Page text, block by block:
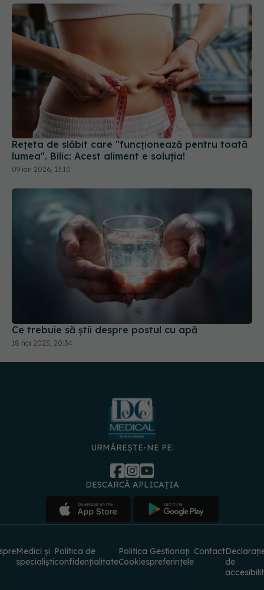
Rețeta de slăbit care "funcționează pentru toată
lumea". Bilic: Acest aliment e soluția!
09 ian 2026, 13:10
Ce trebuie să știi despre postul cu apă
DESCARCĂ APLICAȚIA
confidențialitate
Politica
Cookiespreferințele
Contact
© 2026 PRESS MEDIA ELECTRONIC S.R.L. Toate drepturile rezervate